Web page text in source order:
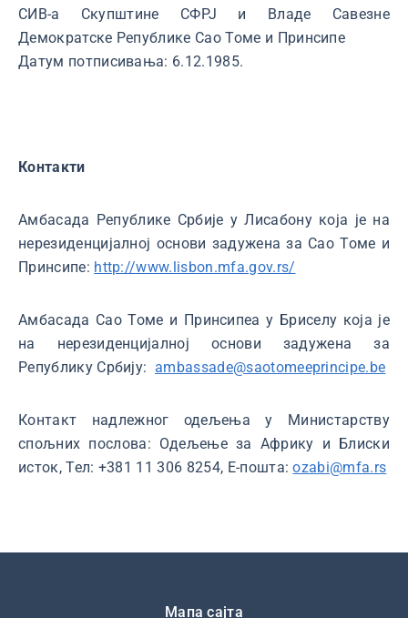
СИВ-а Скупштине СФРЈ и Владе Савезне
Демократске Републике Сао Томе и Принсипе
Датум потписивања: 6.12.1985.
Контакти
Амбасада Републике Србије у Лисабону која је на
нерезиденцијалној основи задужена за Сао Томе и
Принсипе: http://www.lisbon.mfa.gov.rs/
Амбасада Сао Томе и Принсипеа у Бриселу која је
на нерезиденцијалној основи задужена за
Републику Србију: ambassade@saotomeeprincipe.be
Контакт надлежног одељења у Министарству
спољних послова: Одељење за Африку и Блиски
исток, Тел: +381 11 306 8254, Е-пошта:ozabi@mfa.rs
Мапа сајта